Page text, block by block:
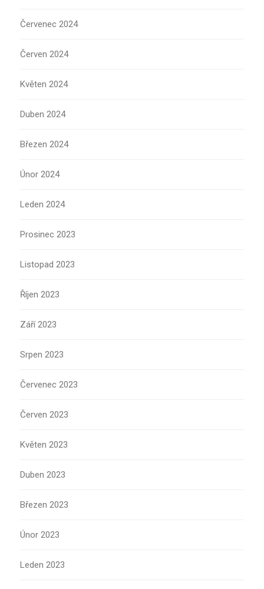
Červenec 2024
Červen 2024
Květen 2024
Duben 2024
Březen 2024
Únor 2024
Leden 2024
Prosinec 2023
Listopad 2023
Říjen 2023
Září 2023
Srpen 2023
Červenec 2023
Červen 2023
Květen 2023
Duben 2023
Březen 2023
Únor 2023
Leden 2023